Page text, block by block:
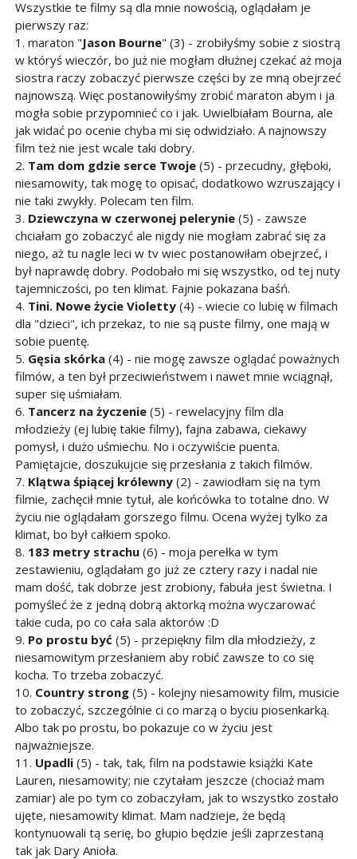
Wszystkie te filmy są dla mnie nowością, oglądałam je
pierwszy raz:
1. maraton "Jason Bourne" (3) - zrobiłyśmy sobie z siostrą
w któryś wieczór, bo już nie mogłam dłużnej czekać aż moja
siostra raczy zobaczyć pierwsze części by ze mną obejrzeć
najnowszą. Więc postanowiłyśmy zrobić maraton abym i ja
mogła sobie przypomnieć co i jak. Uwielbiałam Bourna, ale
jak widać po ocenie chyba mi się odwidziało. A najnowszy
film też nie jest wcale taki dobry.
2. Tam dom gdzie serce Twoje(5) - przecudny, głęboki,
niesamowity, tak mogę to opisać, dodatkowo wzruszający i
nie taki zwykły. Polecam ten film.
3. Dziewczyna w czerwonej pelerynie(5) - zawsze
chciałam go zobaczyć ale nigdy nie mogłam zabrać się za
niego, aż tu nagle leci w tv wiec postanowiłam obejrzeć, i
był naprawdę dobry. Podobało mi się wszystko, od tej nuty
tajemniczości, po ten klimat. Fajnie pokazana baśń.
4. Tini. Nowe życie Violetty(4) - wiecie co lubię w filmach
dla "dzieci", ich przekaz, to nie są puste filmy, one mają w
sobie puentę.
5. Gęsia skórka(4) - nie mogę zawsze oglądać poważnych
filmów, a ten był przeciwieństwem i nawet mnie wciągnął,
super się uśmiałam.
6. Tancerz na życzenie (5) - rewelacyjny film dla
młodzieży (ej lubię takie filmy), fajna zabawa, ciekawy
pomysł, i dużo uśmiechu. No i oczywiście puenta.
Pamiętajcie, doszukujcie się przesłania z takich filmów.
7. Klątwa śpiącej królewny(2) - zawiodłam się na tym
filmie, zachęcił mnie tytuł, ale końcówka to totalne dno. W
życiu nie oglądałam gorszego filmu. Ocena wyżej tylko za
klimat, bo był całkiem spoko.
8. 183 metry strachu(6) - moja perełka w tym
zestawieniu, oglądałam go już ze cztery razy i nadal nie
mam dość, tak dobrze jest zrobiony, fabuła jest świetna. I
pomyśleć że z jedną dobrą aktorką można wyczarować
takie cuda, po co cała sala aktorów :D
9. Po prostu być (5) - przepiękny film dla młodzieży, z
niesamowitym przesłaniem aby robić zawsze to co się
kocha. To trzeba zobaczyć.
10. Country strong(5) - kolejny niesamowity film, musicie
to zobaczyć, szczególnie ci co marzą o byciu piosenkarką.
Albo tak po prostu, bo pokazuje co w życiu jest
najważniejsze.
11. Upadli(5) - tak, tak, film na podstawie książki Kate
Lauren, niesamowity; nie czytałam jeszcze (chociaż mam
zamiar) ale po tym co zobaczyłam, jak to wszystko zostało
ujęte, niesamowity klimat. Mam nadzieje, że będą
kontynuowali tą serię, bo głupio będzie jeśli zaprzestaną
tak jak Dary Anioła.